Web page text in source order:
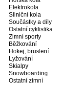
Elektrokola
Silniční kola
Součástky a díly
Ostatní cyklistika
Zimní sporty
Běžkování
Hokej, bruslení
Lyžování
Skialpy
Snowboarding
Ostatní zimní